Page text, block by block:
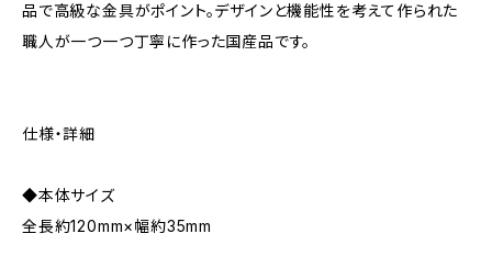
品で高級な金具がポイント。デザインと機能性を考えて作られた
職人が一つ一つ丁寧に作った国産品です。
仕様・詳細
◆本体サイズ
全長約120mm×幅約35mm